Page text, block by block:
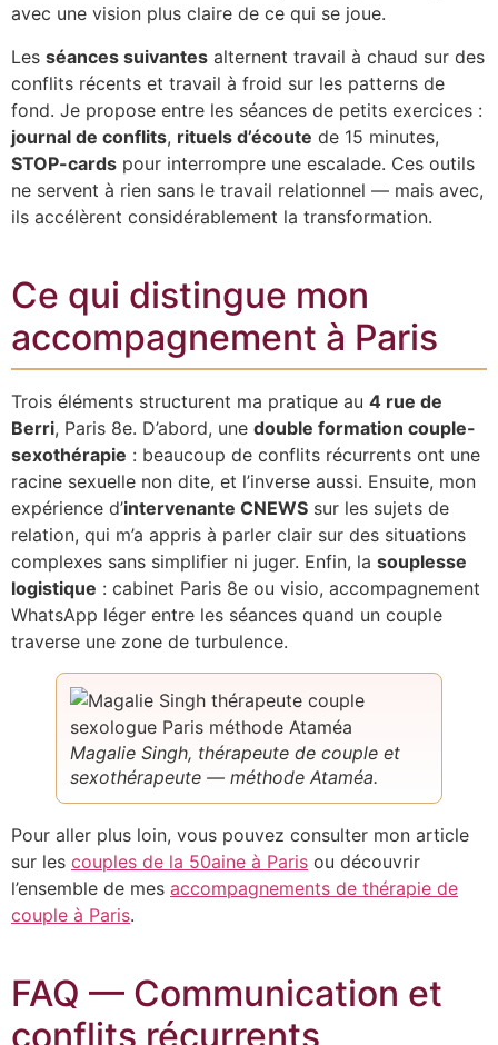
avec une vision plus claire de ce qui se joue.
Les séances suivantes alternent travail à chaud sur des
conflits récents et travail à froid sur les patterns de
fond. Je propose entre les séances de petits exercices :
journal de conflits, rituels d’écoute de 15 minutes,
STOP-cards pour interrompre une escalade. Ces outils
ne servent à rien sans le travail relationnel — mais avec,
ils accélèrent considérablement la transformation.
Ce qui distingue mon
accompagnement à Paris
Trois éléments structurent ma pratique au 4 rue de
Berri, Paris 8e. D’abord, une double formation couple-
sexothérapie : beaucoup de conflits récurrents ont une
racine sexuelle non dite, et l’inverse aussi. Ensuite, mon
expérience d’intervenante CNEWS sur les sujets de
relation, qui m’a appris à parler clair sur des situations
complexes sans simplifier ni juger. Enfin, la souplesse
logistique : cabinet Paris 8e ou visio, accompagnement
WhatsApp léger entre les séances quand un couple
traverse une zone de turbulence.
Magalie Singh, thérapeute de couple et
sexothérapeute — méthode Ataméa.
Pour aller plus loin, vous pouvez consulter mon article
sur les couples de la 50aine à Paris ou découvrir
l’ensemble de mes accompagnements de thérapie de
couple à Paris.
FAQ — Communication et
conflits récurrents